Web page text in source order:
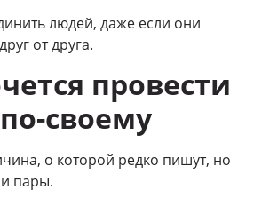
людей, даже если они
от друга.
провести
своему
о которой редко пишут, но
пары.